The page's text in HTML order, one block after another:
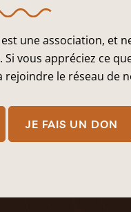
est une association, et
Si vous appréciez ce
le réseau de
JE FAIS UN DON